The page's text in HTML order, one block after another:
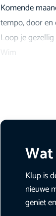
Komende
tempo, door
Loop je
Wim
Klup is
nieuwe
geniet